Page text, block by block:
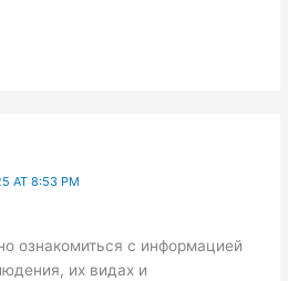
AT 8:53 PM
ознакомиться с информацией
их видах и